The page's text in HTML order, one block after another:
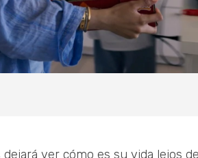
ver cómo es su vida lejos